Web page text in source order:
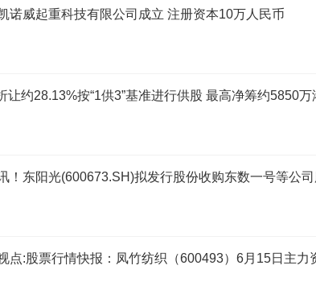
诺威起重科技有限公司成立 注册资本10万人民币
让约28.13%按“1供3”基准进行供股 最高净筹约5850万
！东阳光(600673.SH)拟发行股份收购东数一号等公
点:股票行情快报：凤竹纺织（600493）6月15日主力